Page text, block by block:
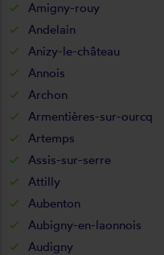
Amigny-rouy
Andelain
Anizy-le-château
Annois
Archon
Armentières-sur-ourcq
Artemps
Assis-sur-serre
Attilly
Aubenton
Aubigny-en-laonnois
Audigny